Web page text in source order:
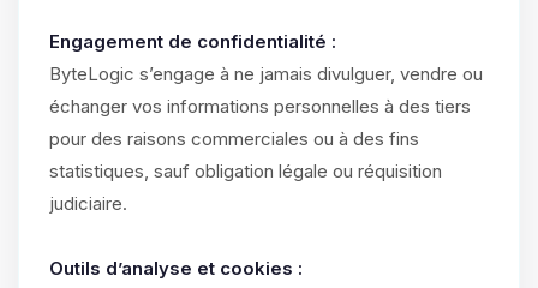
Engagement de confidentialité :
ByteLogic s’engage à ne jamais divulguer, vendre ou
échanger vos informations personnelles à des tiers
pour des raisons commerciales ou à des fins
statistiques, sauf obligation légale ou réquisition
judiciaire.
Outils d’analyse et cookies :